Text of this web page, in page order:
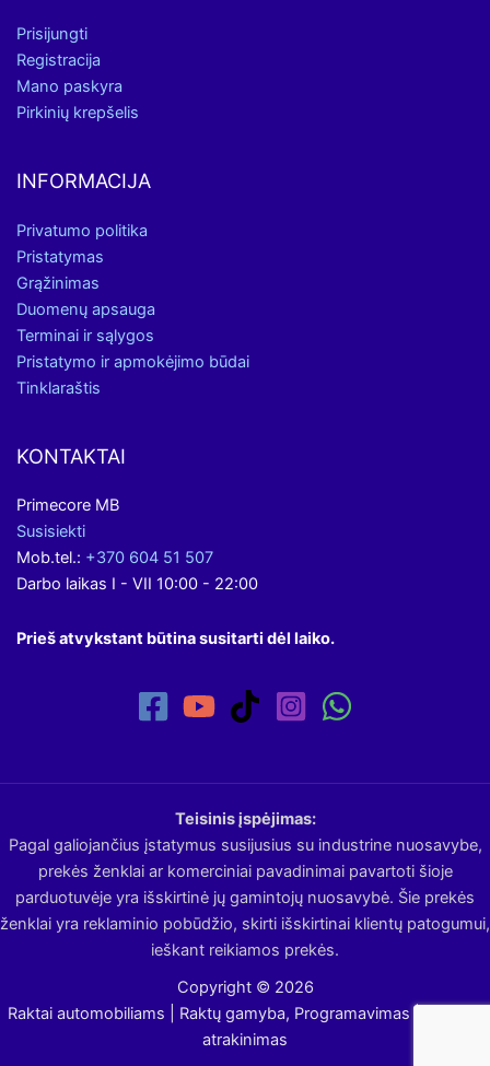
Prisijungti
Registracija
Mano paskyra
Pirkinių krepšelis
INFORMACIJA
Privatumo politika
Pristatymas
Grąžinimas
Duomenų apsauga
Terminai ir sąlygos
Pristatymo ir apmokėjimo būdai
Tinklaraštis
KONTAKTAI
Primecore MB
Susisiekti
Mob.tel.: +370 604 51 507
Darbo laikas I - VII 10:00 - 22:00
Prieš atvykstant būtina susitarti dėl laiko.
Teisinis įspėjimas:
Pagal galiojančius įstatymus susijusius su industrine nuosavybe,
prekės ženklai ar komerciniai pavadinimai pavartoti šioje
parduotuvėje yra išskirtinė jų gamintojų nuosavybė. Šie prekės
ženklai yra reklaminio pobūdžio, skirti išskirtinai klientų patogumui,
ieškant reikiamos prekės.
Copyright © 2026
Raktai automobiliams | Raktų gamyba, Programavimas | Avarinis
atrakinimas